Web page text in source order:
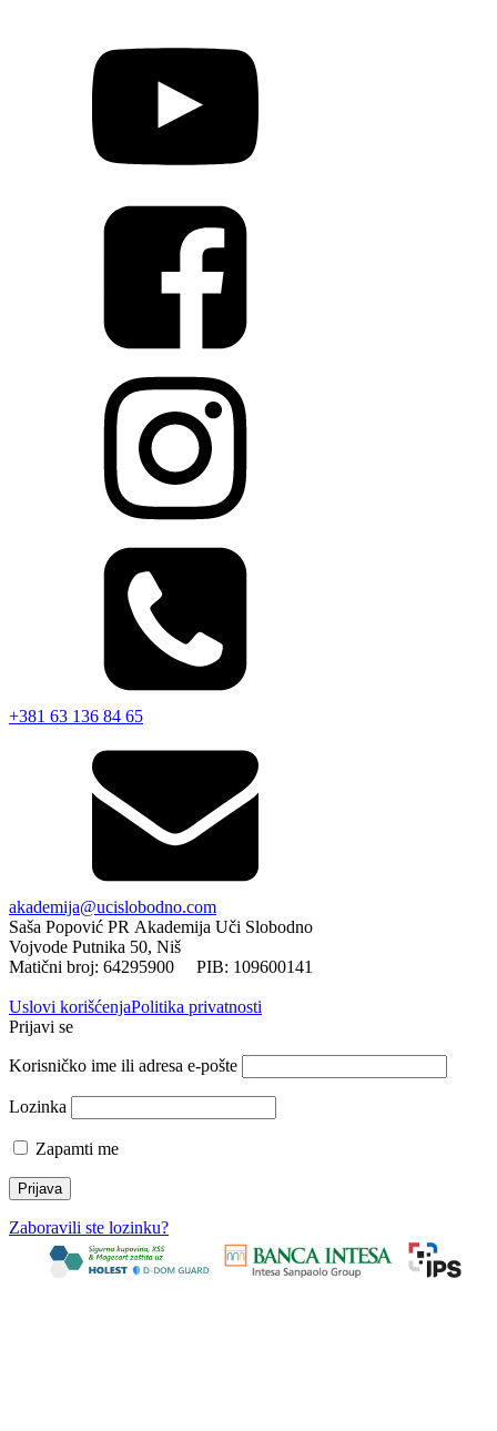
+381 63 136 84 65
akademija@ucislobodno.com
Saša Popović PR Akademija Uči Slobodno
Vojvode Putnika 50, Niš
Matični broj: 64295900 PIB: 109600141
Uslovi korišćenjaPolitika privatnosti
Prijavi se
Korisničko ime ili adresa e-pošte
Lozinka
Zapamti me
Zaboravili ste lozinku?